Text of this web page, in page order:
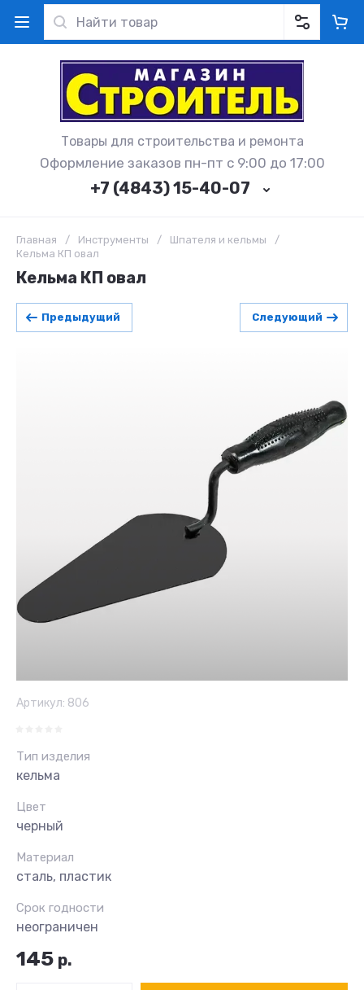
Товары для строительства и ремонта
Оформление заказов пн-пт с 9:00 до 17:00
+7 (4843) 15-40-07
Главная / Инструменты / Шпателя и кельмы
/
Кельма КП овал
Кельма КП овал
Предыдущий Следующий
Артикул: 806
Тип изделия
кельма
Цвет
черный
Материал
сталь, пластик
Срок годности
неограничен
145 р.